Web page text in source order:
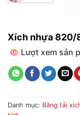
Xích nhựa 820/
Lượt xem sản
Danh mục: Băng tải